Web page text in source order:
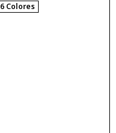
6 Colores